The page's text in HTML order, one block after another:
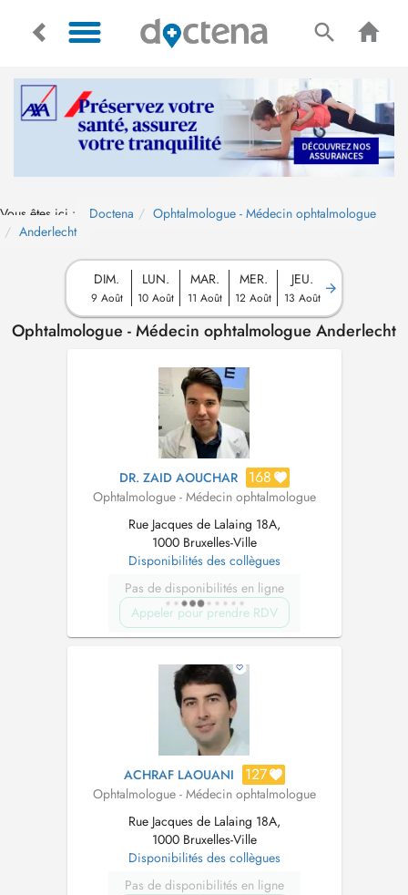
Vous êtes ici : Doctena
Ophtalmologue - Médecin ophtalmologue
Anderlecht
DIM.
9 Août
LUN.
10 Août
MAR.
11 Août
MER.
12 Août
JEU.
13 Août
Ophtalmologue - Médecin ophtalmologue Anderlecht
DR. ZAID AOUCHAR 168
Ophtalmologue - Médecin ophtalmologue
Rue Jacques de Lalaing 18A,
1000 Bruxelles-Ville
Disponibilités des collègues
Pas de disponibilités en ligne
Appeler pour prendre RDV
ACHRAF LAOUANI 127
Ophtalmologue - Médecin ophtalmologue
Rue Jacques de Lalaing 18A,
1000 Bruxelles-Ville
Disponibilités des collègues
Pas de disponibilités en ligne